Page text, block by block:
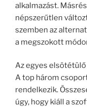
alkalmazást.
népszerűtlen
szemben az
a megszokott
Az egyes
A top három
rendelkezik.
úgy, hogy kiáll a